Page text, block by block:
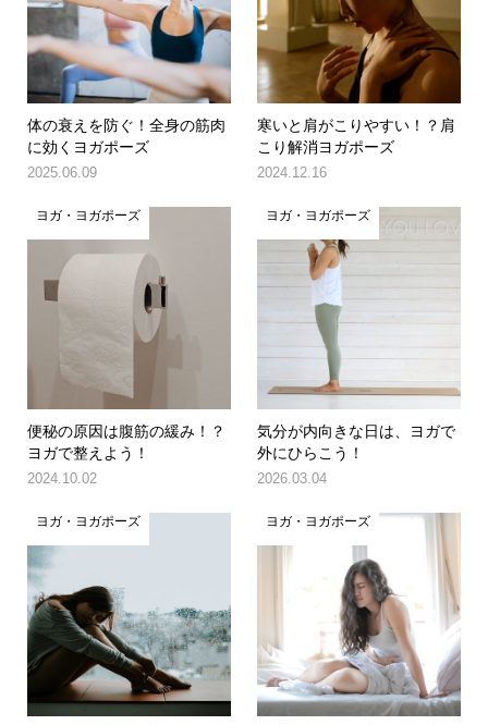
体の衰えを防ぐ！全身の筋肉
に効くヨガポーズ
2025.06.09
寒いと肩がこりやすい！？肩
こり解消ヨガポーズ
2024.12.16
ヨガ・ヨガポーズ
便秘の原因は腹筋の緩み！？
ヨガで整えよう！
2024.10.02
ヨガ・ヨガポーズ
気分が内向きな日は、ヨガで
外にひらこう！
2026.03.04
ヨガ・ヨガポーズ ヨガ・ヨガポーズ